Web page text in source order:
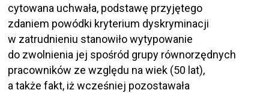
cytowana uchwała, podstawę przyjętego
zdaniem powódki kryterium dyskryminacji
w zatrudnieniu stanowiło wytypowanie
do zwolnienia jej spośród grupy równorzędnych
pracowników ze względu na wiek (50 lat),
a także fakt, iż wcześniej pozostawała